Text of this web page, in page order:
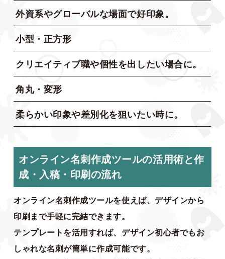
外資系やグローバルな場面で好印象。
小型・正方形
クリエイティブ職や個性を出したい場合に。
角丸・変形
柔らかい印象や差別化を狙いたい時に。
オンライン名刺作成ツールの活用術と作
成・入稿・印刷の流れ
オンライン名刺作成ツールを使えば、デザインから
印刷まで手軽に完結できます。
テンプレートを活用すれば、デザイン初心者でもお
しゃれな名刺が簡単に作成可能です。